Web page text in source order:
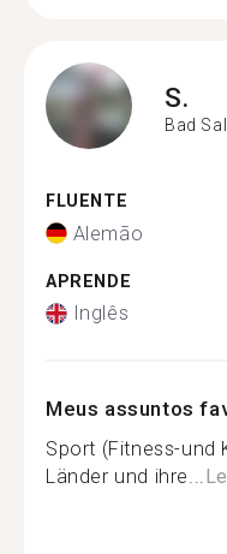
S.
Bad
FLUENTE
Alemão
APRENDE
Inglês
Meus assuntos
Sport (Fitness-und
Länder und ihre...